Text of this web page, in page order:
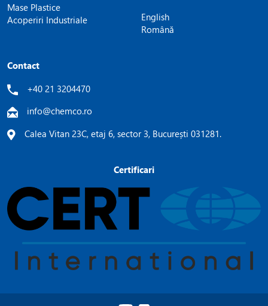
Mase Plastice
Acoperiri Industriale
English
Română
Contact
+40 21 3204470
info@chemco.ro
Calea Vitan 23C, etaj 6, sector 3, București 031281.
Certificari